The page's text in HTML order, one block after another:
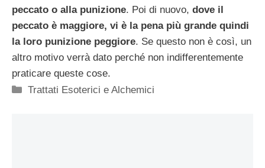
peccato o alla punizione. Poi di nuovo, dove il
peccato è maggiore, vi è la pena più grande quindi
la loro punizione peggiore. Se questo non è così, un
altro motivo verrà dato perché non indifferentemente
praticare queste cose.
Categorie
Trattati Esoterici e Alchemici